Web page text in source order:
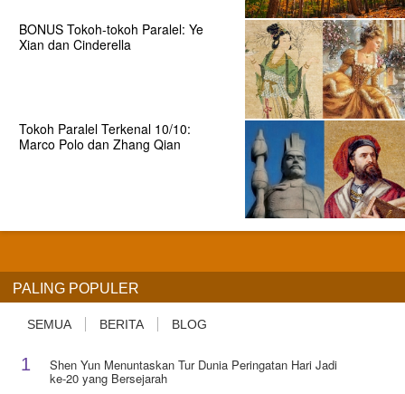
BONUS Tokoh-tokoh Paralel: Ye
Xian dan Cinderella
Tokoh Paralel Terkenal 10/10:
Marco Polo dan Zhang Qian
PALING POPULER
SEMUA BERITA BLOG
1 Shen Yun Menuntaskan Tur Dunia Peringatan Hari Jadi
ke-20 yang Bersejarah